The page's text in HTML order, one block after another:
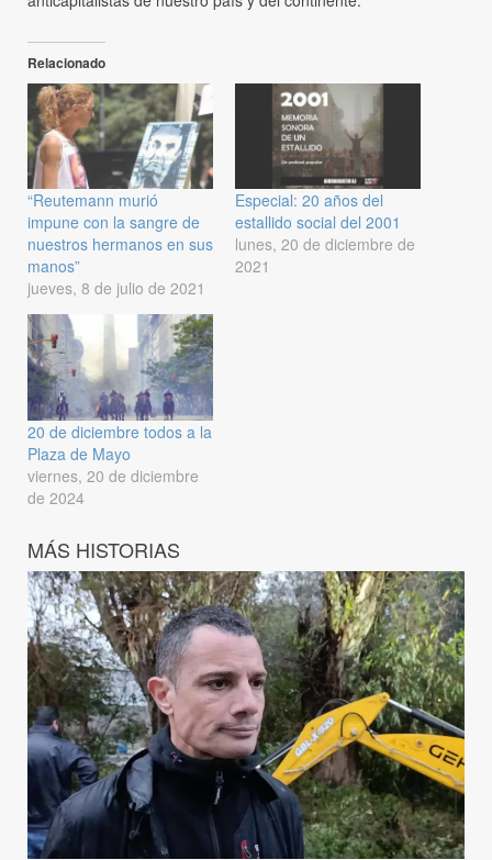
Relacionado
“Reutemann murió
impune con la sangre de
nuestros hermanos en sus
manos”
jueves, 8 de julio de 2021
Especial: 20 años del
estallido social del 2001
lunes, 20 de diciembre de
2021
20 de diciembre todos a la
Plaza de Mayo
viernes, 20 de diciembre
de 2024
MÁS HISTORIAS